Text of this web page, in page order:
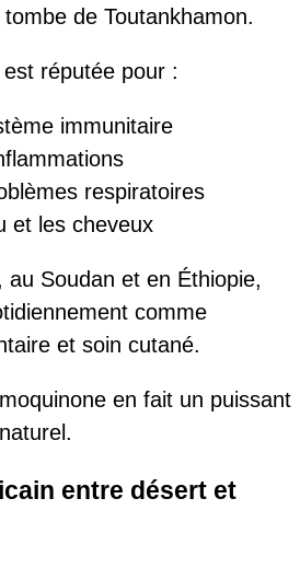
de Toutankhamon.
est réputée pour :
immunitaire
respiratoires
et les cheveux
au Soudan et en Éthiopie,
comme
et soin cutané.
en fait un puissant
entre désert et